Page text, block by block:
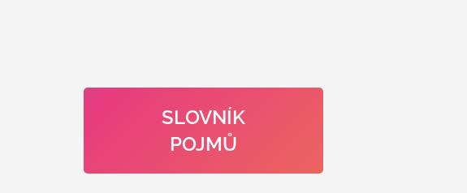
SLOVNÍK
POJMŮ